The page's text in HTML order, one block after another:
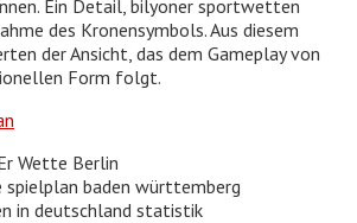
Ein Detail, bilyoner sportwetten
des Kronensymbols. Aus diesem
der Ansicht, das dem Gameplay von
Form folgt.
Wette Berlin
baden württemberg
in deutschland statistik